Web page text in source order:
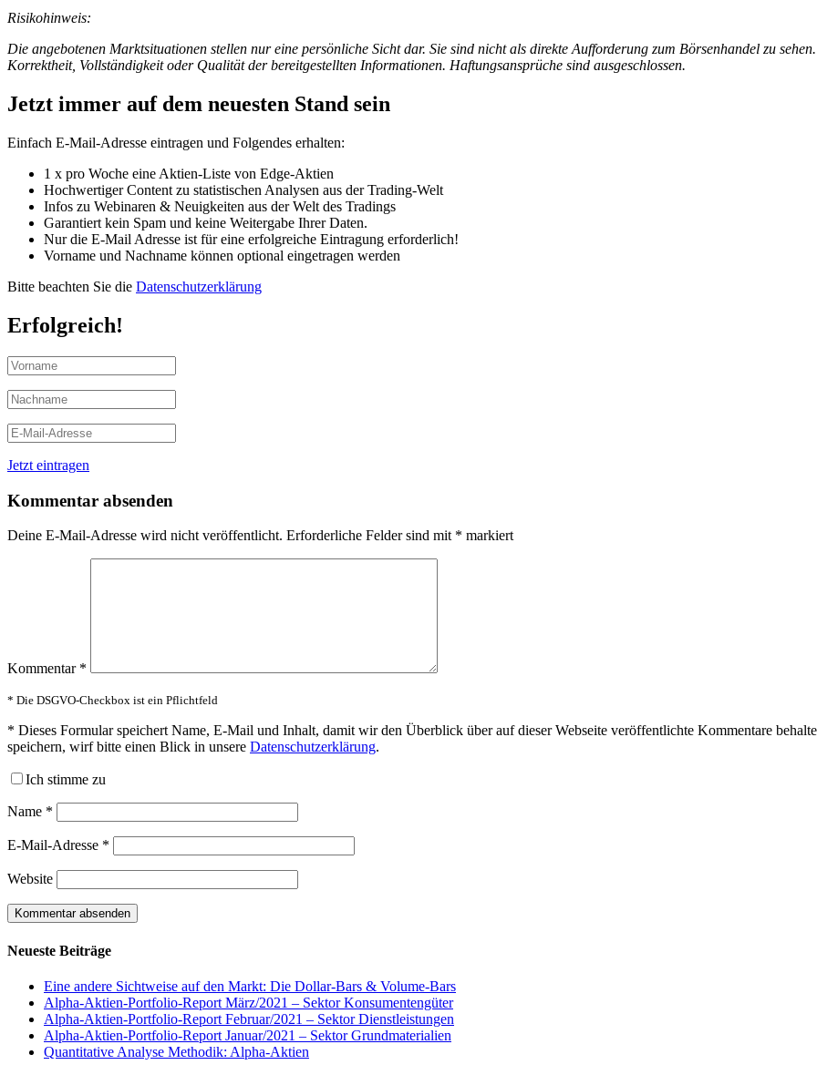
Risikohinweis:
Die angebotenen Marktsituationen stellen nur eine persönliche Sicht dar. Sie sind nicht als direkte Aufforderung zum Börsenhandel zu
Korrektheit, Vollständigkeit oder Qualität der bereitgestellten Informationen. Haftungsansprüche sind ausgeschlossen.
Jetzt immer auf dem neuesten Stand sein
Einfach E-Mail-Adresse eintragen und Folgendes erhalten:
1 x pro Woche eine Aktien-Liste von Edge-Aktien
Hochwertiger Content zu statistischen Analysen aus der Trading-Welt
Infos zu Webinaren & Neuigkeiten aus der Welt des Tradings
Garantiert kein Spam und keine Weitergabe Ihrer Daten.
Nur die E-Mail Adresse ist für eine erfolgreiche Eintragung erforderlich!
Vorname und Nachname können optional eingetragen werden
Bitte beachten Sie die Datenschutzerklärung
Erfolgreich!
Jetzt eintragen
Kommentar absenden
Deine E-Mail-Adresse wird nicht veröffentlicht. Erforderliche Felder sind mit * markiert
Kommentar *
* Die DSGVO-Checkbox ist ein Pflichtfeld
* Dieses Formular speichert Name, E-Mail und Inhalt, damit wir den Überblick über auf dieser Webseite veröffentlichte Kommentare
speichern, wirf bitte einen Blick in unsere Datenschutzerklärung.
Ich stimme zu
Name *
E-Mail-Adresse *
Website
Neueste Beiträge
Eine andere Sichtweise auf den Markt: Die Dollar-Bars & Volume-Bars
Alpha-Aktien-Portfolio-Report März/2021 – Sektor Konsumentengüter
Alpha-Aktien-Portfolio-Report Februar/2021 – Sektor Dienstleistungen
Alpha-Aktien-Portfolio-Report Januar/2021 – Sektor Grundmaterialien
Quantitative Analyse Methodik: Alpha-Aktien